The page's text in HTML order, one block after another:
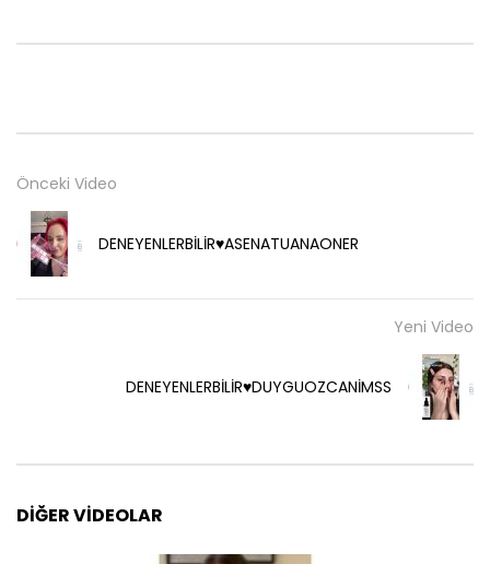
Önceki Video
DENEYENLERBİLİR♥️ASENATUANAONER
Yeni Video
DENEYENLERBİLİR♥️DUYGUOZCANİMSS
DIĞER VIDEOLAR